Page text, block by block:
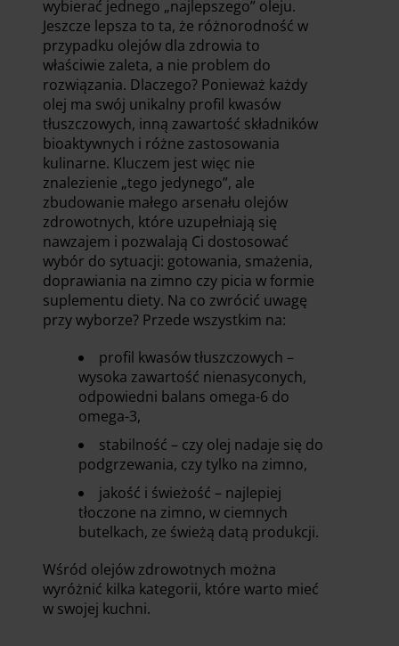
wybierać jednego „najlepszego” oleju.
Jeszcze lepsza to ta, że różnorodność w
przypadku olejów dla zdrowia to
właściwie zaleta, a nie problem do
rozwiązania. Dlaczego? Ponieważ każdy
olej ma swój unikalny profil kwasów
tłuszczowych, inną zawartość składników
bioaktywnych i różne zastosowania
kulinarne. Kluczem jest więc nie
znalezienie „tego jedynego”, ale
zbudowanie małego arsenału olejów
zdrowotnych, które uzupełniają się
nawzajem i pozwalają Ci dostosować
wybór do sytuacji: gotowania, smażenia,
doprawiania na zimno czy picia w formie
suplementu diety. Na co zwrócić uwagę
przy wyborze? Przede wszystkim na:
profil kwasów tłuszczowych –
wysoka zawartość nienasyconych,
odpowiedni balans omega-6 do
omega-3,
stabilność – czy olej nadaje się do
podgrzewania, czy tylko na zimno,
jakość i świeżość – najlepiej
tłoczone na zimno, w ciemnych
butelkach, ze świeżą datą produkcji.
Wśród olejów zdrowotnych można
wyróżnić kilka kategorii, które warto mieć
w swojej kuchni.